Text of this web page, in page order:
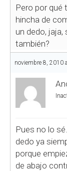
Pero por qué
hincha de
un dedo,
también?
noviembre 8, 2010
Pues no lo
dedo ya
porque
de abajo